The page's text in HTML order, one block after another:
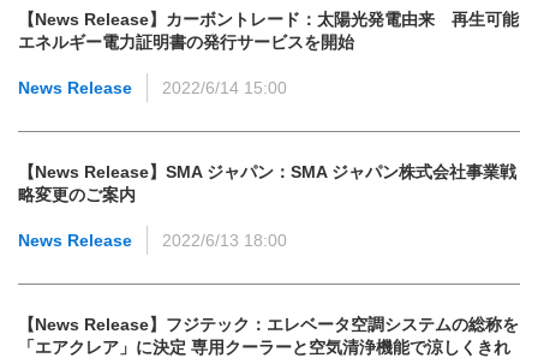
【News Release】カーボントレード：太陽光発電由来 再生可能
エネルギー電力証明書の発行サービスを開始
News Release 2022/6/14 15:00
【News Release】SMA ジャパン：SMA ジャパン株式会社事業戦
略変更のご案内
News Release 2022/6/13 18:00
【News Release】フジテック：エレベータ空調システムの総称を
「エアクレア」に決定 専用クーラーと空気清浄機能で涼しくきれ